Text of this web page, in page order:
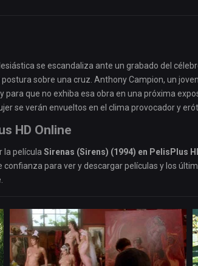
se escandaliza ante un grabado del
sobre una cruz. Anthony Campion, un
para que no exhiba esa obra en una próxima
se verán envueltos en el clima provocador y
HD Online
la película Sirenas (Sirens) (1994) en PelisPlus
confianza para ver y descargar películas y los